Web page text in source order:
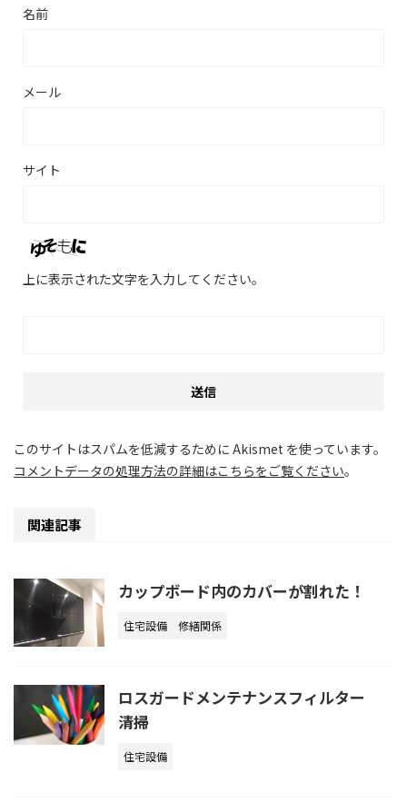
名前
メール
サイト
上に表示された文字を入力してください。
このサイトはスパムを低減するために Akismet を使っています。
コメントデータの処理方法の詳細はこちらをご覧ください。
関連記事
カップボード内のカバーが割れた！
住宅設備 修繕関係
ロスガードメンテナンスフィルター
清掃
住宅設備